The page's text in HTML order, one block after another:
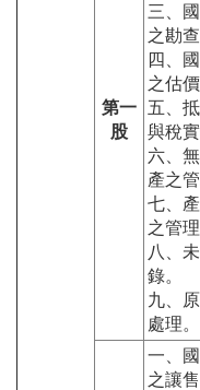
第一
股
三、
之勘查
四、
之估價
五、
與稅
六、
產之管
七、
之管理
八、
錄。
九、
處理。
一、
之讓售